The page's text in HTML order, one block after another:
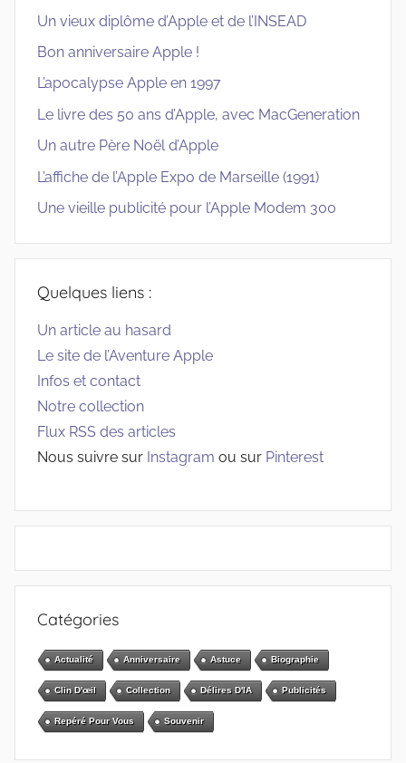
Un vieux diplôme d’Apple et de l’INSEAD
Bon anniversaire Apple !
L’apocalypse Apple en 1997
Le livre des 50 ans d’Apple, avec MacGeneration
Un autre Père Noël d’Apple
L’affiche de l’Apple Expo de Marseille (1991)
Une vieille publicité pour l’Apple Modem 300
Quelques liens :
Un article au hasard
Le site de l’Aventure Apple
Infos et contact
Notre collection
Flux RSS des articles
Nous suivre sur Instagram ou sur Pinterest
Catégories
Actualité Anniversaire Astuce Biographie
Clin D'œil Collection Délires D'IA Publicités
Repéré Pour Vous Souvenir